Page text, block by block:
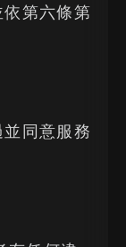
第六條第
同意服務